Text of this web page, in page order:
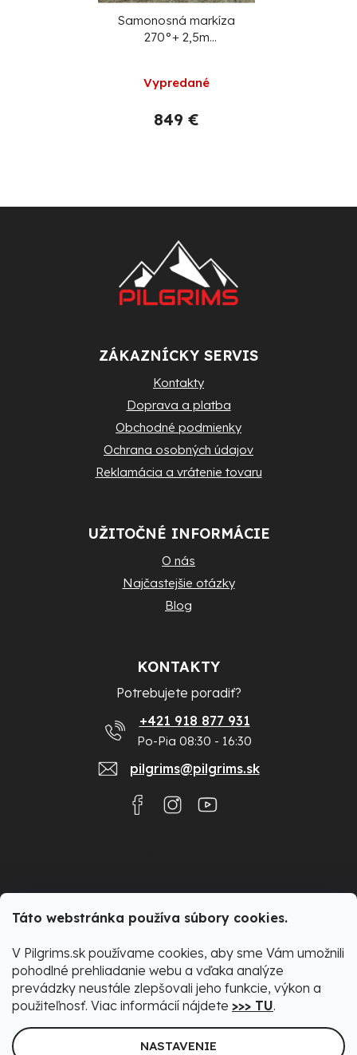
Táto webstránka používa súbory cookies.
V Pilgrims.sk používame cookies, aby sme Vám umožnili
pohodlné prehliadanie webu a vďaka analýze
prevádzky neustále zlepšovali jeho funkcie, výkon a
použiteľnosť. Viac informácií nájdete >>> TU.
NASTAVENIE
Samonosná markíza
270°+ 2,5m
Vypredané
849 €
ZÁKAZNÍCKY SERVIS
Kontakty
Doprava a platba
Obchodné podmienky
Ochrana osobných údajov
Reklamácia a vrátenie tovaru
UŽITOČNÉ INFORMÁCIE
O nás
Najčastejšie otázky
Blog
KONTAKTY
Potrebujete poradiť?
+421 918 877 931
Po-Pia 08:30 - 16:30
pilgrims@pilgrims.sk